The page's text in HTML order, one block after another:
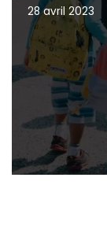
28 avril 2023